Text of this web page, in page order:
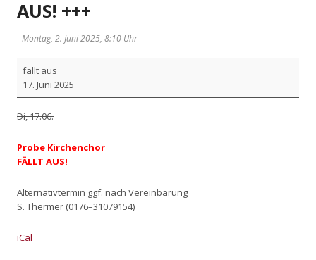
AUS! +++
Montag, 2. Juni 2025, 8:10 Uhr
Pro­
be
Kir­
chor
FÄLLT
AUS!
fällt aus
17. Juni 2025
Di, 17.06.
Pro­be Kir­chen­chor
FÄLLT AUS!
Alter­na­tiv­ter­min ggf. nach Ver­ein­ba­rung
S. Ther­mer (0176–31079154)
iCal